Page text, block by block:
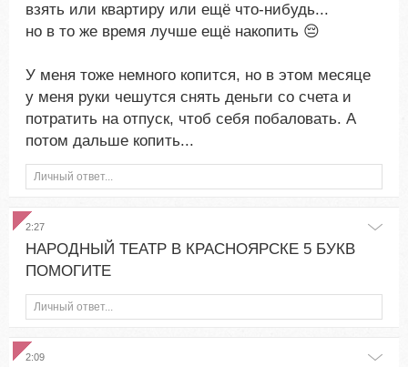
взять или квартиру или ещё что-нибудь...
но в то же время лучше ещё накопить 😔
У меня тоже немного копится, но в этом месяце
у меня руки чешутся снять деньги со счета и
потратить на отпуск, чтоб себя побаловать. А
потом дальше копить...
Личный ответ...
2:27
НАРОДНЫЙ ТЕАТР В КРАСНОЯРСКЕ 5 БУКВ
ПОМОГИТЕ
Личный ответ...
2:09